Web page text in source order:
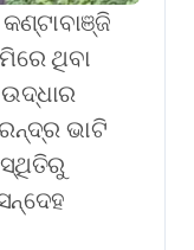
ଥିବା
ଭାଟି